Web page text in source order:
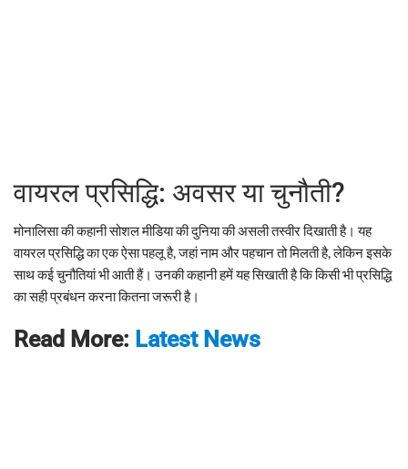
वायरल प्रसिद्धि: अवसर या चुनौती?
मोनालिसा की कहानी सोशल मीडिया की दुनिया की असली तस्वीर दिखाती है। यह
वायरल प्रसिद्धि का एक ऐसा पहलू है, जहां नाम और पहचान तो मिलती है, लेकिन इसके
साथ कई चुनौतियां भी आती हैं। उनकी कहानी हमें यह सिखाती है कि किसी भी प्रसिद्धि
का सही प्रबंधन करना कितना जरूरी है।
Read More: Latest News